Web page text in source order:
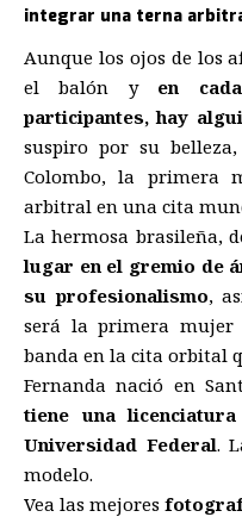
integrar una terna
Aunque los ojos de los
el balón y en
participantes, hay
suspiro por su
Colombo, la primera
arbitral en una cita
La hermosa brasileña,
lugar en el gremio de
su profesionalismo,
será la primera
banda en la cita orbital
Fernanda nació en
tiene una
Universidad Federal.
modelo.
Vea las mejores